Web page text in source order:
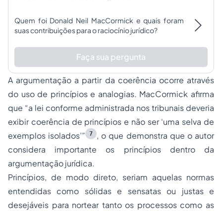
Quem foi Donald Neil MacCormick e quais foram
suas contribuições para o raciocínio jurídico?
Faça sua pergunta
A argumentação a partir da coerência ocorre através
do uso de princípios e analogias. MacCormick afirma
que “a lei conforme administrada nos tribunais deveria
exibir coerência de princípios e não ser ‘uma selva de
exemplos isolados’” 7
, o que demonstra que o autor
considera importante os princípios dentro da
argumentação jurídica.
Princípios, de modo direto, seriam aquelas normas
entendidas como sólidas e sensatas ou justas e
desejáveis para nortear tanto os processos como as